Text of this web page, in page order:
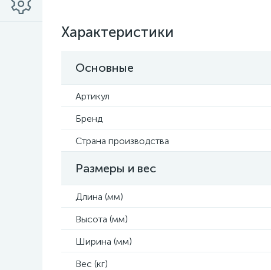
Характеристики
Основные
Артикул
Бренд
Страна производства
Размеры и вес
Длина (мм)
Высота (мм)
Ширина (мм)
Вес (кг)